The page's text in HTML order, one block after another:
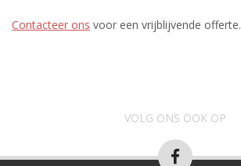
Contacteer ons voor een vrijblijvende offerte.
VOLG ONS OOK OP